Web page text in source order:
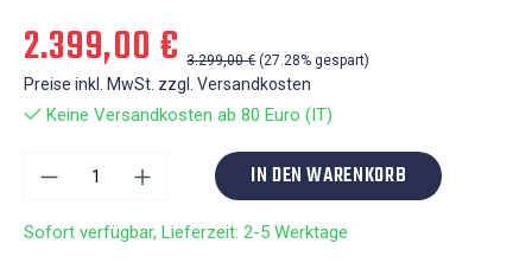
2.399,00 € 3.299,00 € (27.28% gespart)
Preise inkl. MwSt. zzgl. Versandkosten
Keine Versandkosten ab 80 Euro (IT)
IN DEN WARENKORB
Sofort verfügbar, Lieferzeit: 2-5 Werktage